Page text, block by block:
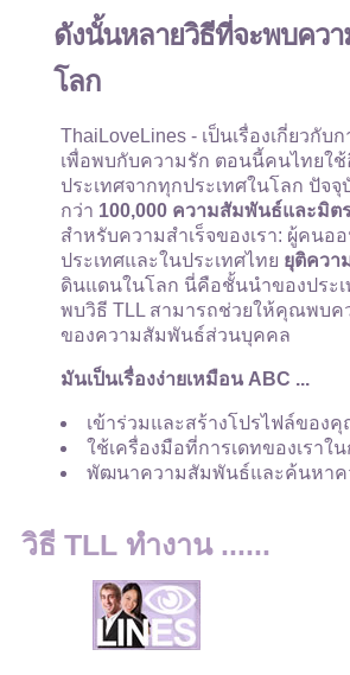
ดังนั้นหลายวิธีที่จะพบควา
โลก
ThaiLoveLines - เป็นเรื่องเกี่ยวกั
เพื่อพบกับความรัก ตอนนี้คนไทยใ
ประเทศจากทุกประเทศในโลก ปัจ
กว่า 100,000 ความสัมพันธ์และมิต
สำหรับความสำเร็จของเรา: ผู้คน
ประเทศและในประเทศไทย ยุติควา
ดินแดนในโลก นี่คือชั้นนำของประ
พบวิธี TLL สามารถช่วยให้คุณพบค
ของความสัมพันธ์ส่วนบุคคล
มันเป็นเรื่องง่ายเหมือน ABC ...
เข้าร่วมและสร้างโปรไฟล์ของ
ใช้เครื่องมือที่การเดทของเราใ
พัฒนาความสัมพันธ์และค้นหาค
วิธี TLL ทำงาน ......